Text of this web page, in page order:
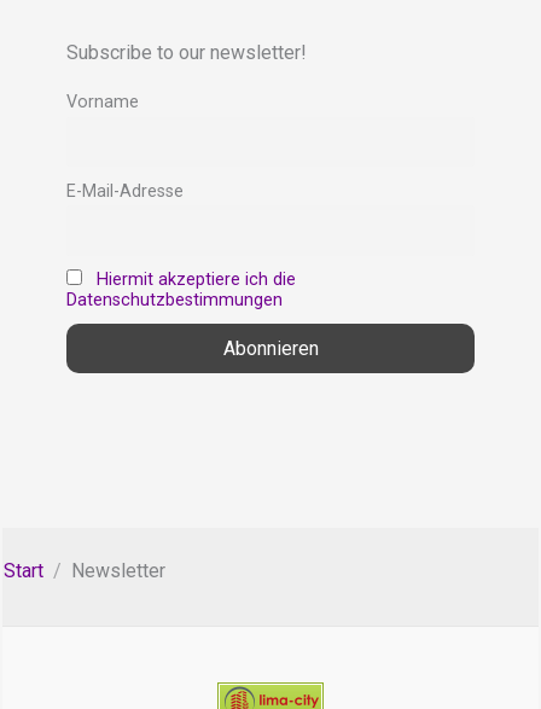
Subscribe to our newsletter!
Vorname
E-Mail-Adresse
Hiermit akzeptiere ich die
Datenschutzbestimmungen
Start Newsletter